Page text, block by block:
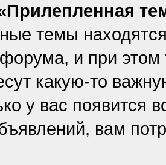
темы
и при
какую-то
у вас появится
вам